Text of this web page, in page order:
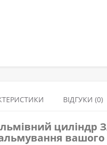
ВІДГУКИ (0)
циліндр
вашого